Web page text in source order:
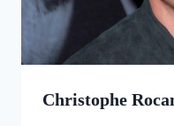
Christophe